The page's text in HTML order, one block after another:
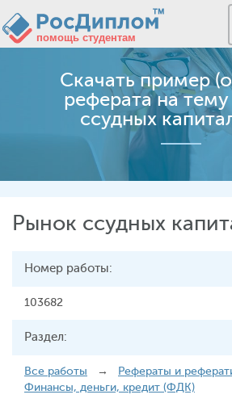
Скачать пример
реферата на
ссудных
Рынок ссудных
Номер работы:
103682
Раздел:
Все работы → Рефераты и
Финансы, деньги, кредит (ФДК)